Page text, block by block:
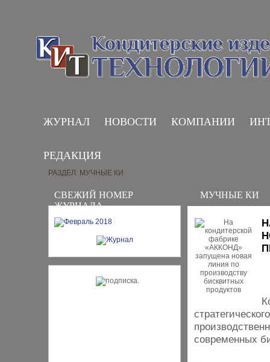
ЖУРНАЛ НОВОСТИ КОМПАНИИ
РЕДАКЦИЯ
СВЕЖИЙ НОМЕР
ЖУРНАЛА
РАЗДЕЛ: МУЧНЫЕ КИ
МУЧНЫЕ КИ
современных